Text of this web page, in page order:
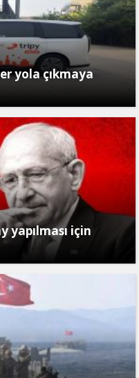
yola çıkmaya
yapılması için